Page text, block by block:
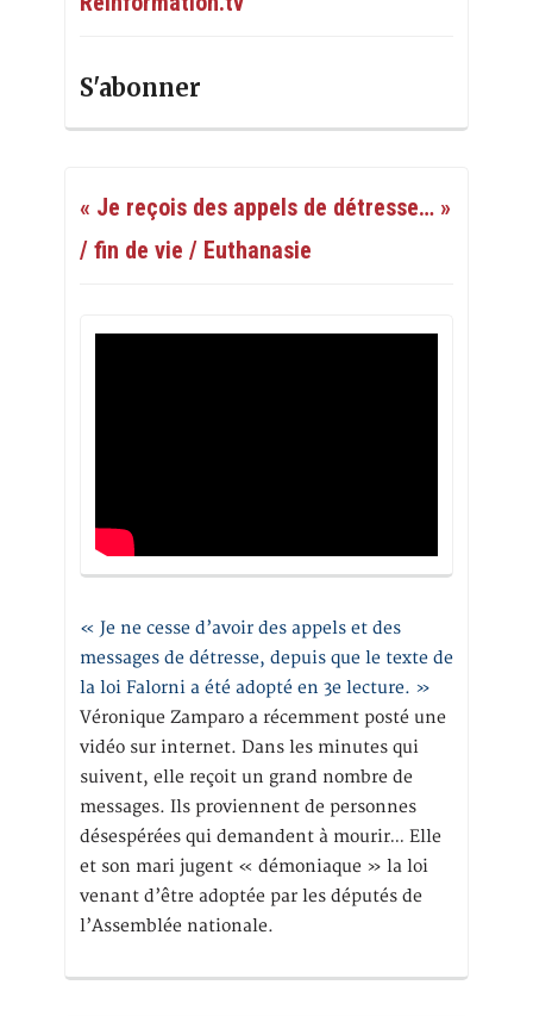
S'abonner
« Je reçois des appels de détresse… »
/ fin de vie / Euthanasie
« Je ne cesse d’avoir des appels et des
messages de détresse, depuis que le texte de
la loi Falorni a été adopté en 3e lecture. »
Véronique Zamparo a récemment posté une
vidéo sur internet. Dans les minutes qui
suivent, elle reçoit un grand nombre de
messages. Ils proviennent de personnes
désespérées qui demandent à mourir… Elle
et son mari jugent « démoniaque » la loi
venant d’être adoptée par les députés de
l’Assemblée nationale.